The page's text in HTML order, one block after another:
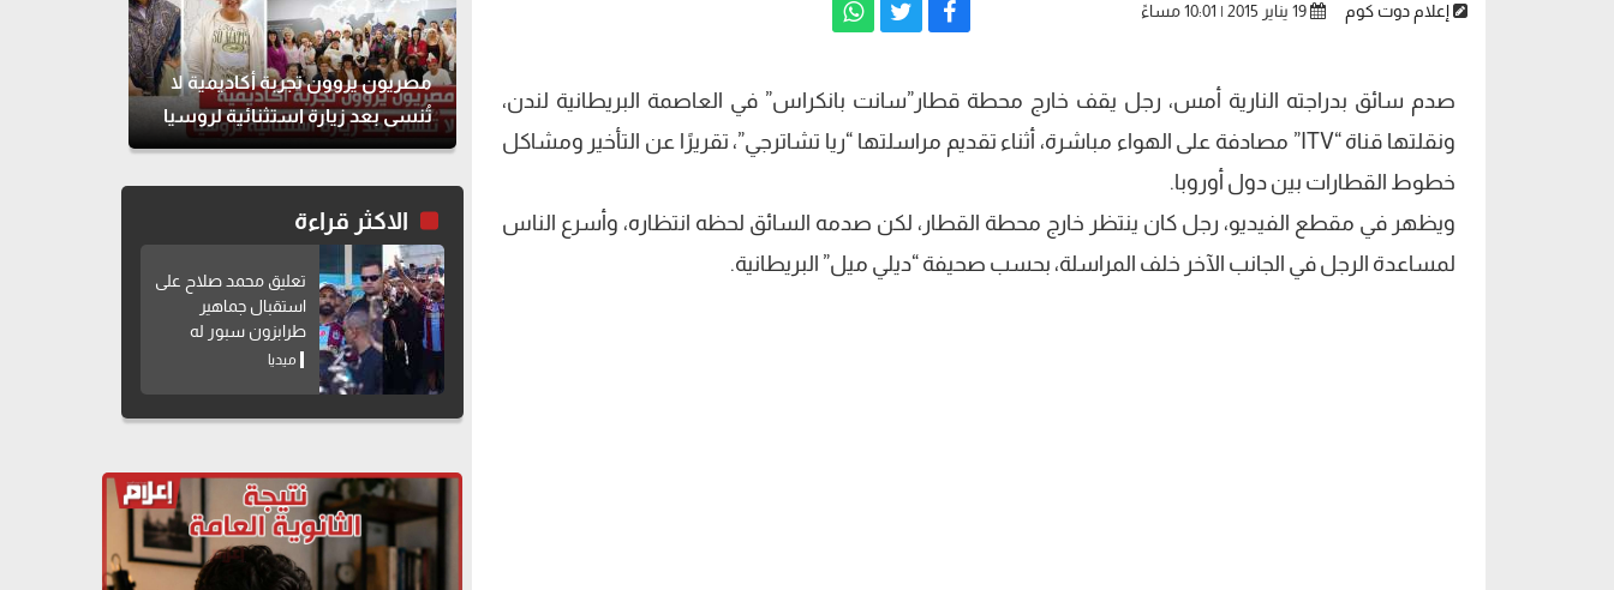
إعلام دوت كوم
صدم سائق بدراجته النارية أمس، رجل يقف خارج محطة قطار”سانت بانكراس” في العاصمة البريطانية لندن،
ونقلتها قناة “ITV” مصادفة على الهواء مباشرة، أثناء تقديم مراسلتها “ريا تشاترجي”، تقريرًا عن التأخير ومشاكل
خطوط القطارات بين دول أوروبا.
ويظهر في مقطع الفيديو، رجل كان ينتظر خارج محطة القطار، لكن صدمه السائق لحظه انتظاره، وأسرع الناس
لمساعدة الرجل في الجانب الآخر خلف المراسلة، بحسب صحيفة “ديلي ميل” البريطانية.
مصريون يروون تجربة أكاديمية لا
تُنسى بعد زيارة استثنائية لروسيا
الاكثر قراءة
تعليق محمد صلاح على
استقبال جماهير
طرابزون سبور له
ميديا